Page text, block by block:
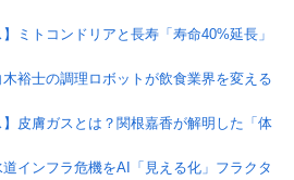
】ミトコンドリアと長寿「寿命40%延長」
木裕士の調理ロボットが飲食業界を変える
】皮膚ガスとは？関根嘉香が解明した「体
道インフラ危機をAI「見える化」フラクタ